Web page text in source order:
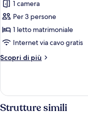
foto
per
Suite
Junior,
letto
1 camera
Per 3 persone
1 letto matrimoniale
Internet via cavo gratis
Scopri di più
Altri
Junior,
letto
Strutture simili